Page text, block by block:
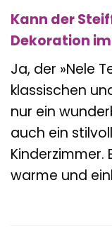
Kann der
Dekoration
Ja, der »Nele
klassischen
nur ein
auch ein
Kinderzimmer.
warme und